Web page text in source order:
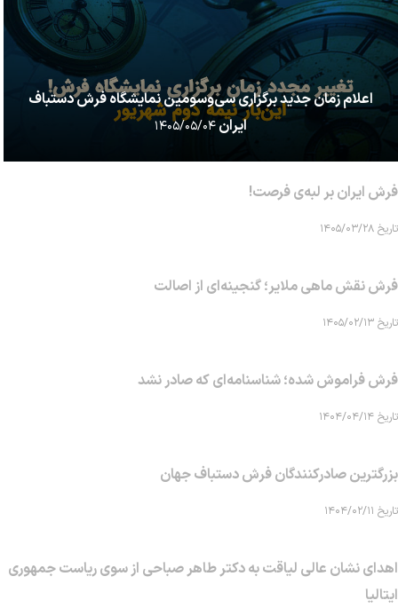
اعلام زمان جدید برگزاری سی‌وسومین نمایشگاه فرش دستباف
ایران۱۴۰۵/۰۵/۰۴
فرش ایران بر لبه‌ی فرصت!
تاریخ ۱۴۰۵/۰۳/۲۸
فرش نقش ماهی‌ ملایر؛ گنجینه‌ای از اصالت
تاریخ ۱۴۰۵/۰۲/۱۳
فرش فراموش شده؛ شناسنامه‌ای که صادر نشد
تاریخ ۱۴۰۴/۰۴/۱۴
بزرگترین صادرکنندگان فرش دستباف جهان
تاریخ ۱۴۰۴/۰۲/۱۱
اهدای نشان عالی لیاقت به دکتر طاهر صباحی از سوی ریاست جمهوری
ایتالیا